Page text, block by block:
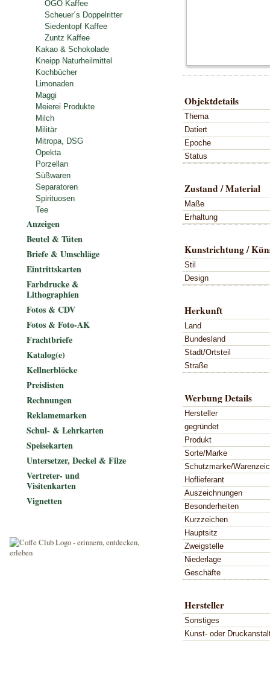
Objektdetails
Thema
Datiert
Epoche
Status
Zustand / Material
Maße
Erhaltung
Kunstrichtung /
Stil
Design
Herkunft
Land
Bundesland
Stadt/Ortsteil
Straße
Werbung Details
Hersteller
gegründet
Produkt
Sorte/Marke
Schutzmarke/
Hoflieferant
Auszeichnungen
Besonderheiten
Kurzzeichen
Hauptsitz
Zweigstelle
Niederlage
Geschäfte
Hersteller
Sonstiges
Kunst- oder
OGO Kaffee
Scheuer´s Doppelritter
Siedentopf Kaffee
Zuntz Kaffee
Kakao & Schokolade
Kneipp Naturheilmittel
Kochbücher
Limonaden
Maggi
Meierei Produkte
Milch
Militär
Mitropa, DSG
Opekta
Porzellan
Süßwaren
Separatoren
Spirituosen
Tee
Anzeigen
Beutel & Tüten
Briefe & Umschläge
Eintrittskarten
Farbdrucke &
Lithographien
Fotos & CDV
Fotos & Foto-AK
Frachtbriefe
Katalog(e)
Kellnerblöcke
Preislisten
Rechnungen
Reklamemarken
Schul- & Lehrkarten
Speisekarten
Untersetzer, Deckel & Filze
Vertreter- und
Visitenkarten
Vignetten